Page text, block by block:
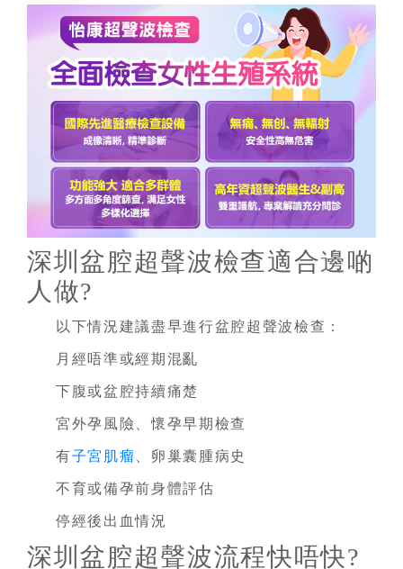
深圳盆腔超聲波檢查適合邊啲
人做?
以下情況建議盡早進行盆腔超聲波檢查：
月經唔準或經期混亂
下腹或盆腔持續痛楚
宮外孕風險、懷孕早期檢查
有子宮肌瘤 、卵巢囊腫病史
不育或備孕前身體評估
停經後出血情況
深圳盆腔超聲波流程快唔快?